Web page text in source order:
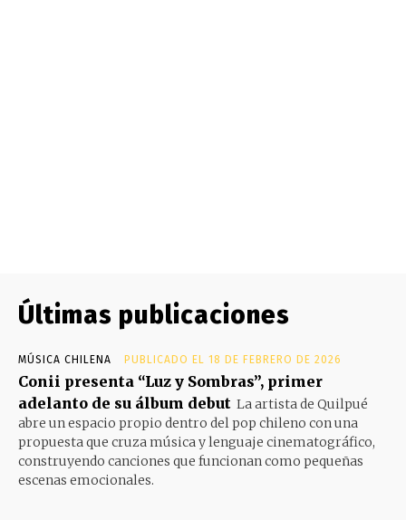
Últimas publicaciones
MÚSICA CHILENA PUBLICADO EL 18 DE FEBRERO DE 2026
Conii presenta “Luz y Sombras”, primer
adelanto de su álbum debut La artista de Quilpué
abre un espacio propio dentro del pop chileno con una
propuesta que cruza música y lenguaje cinematográfico,
construyendo canciones que funcionan como pequeñas
escenas emocionales.